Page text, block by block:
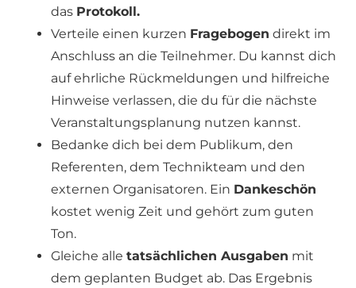
das Protokoll.
Verteile einen kurzen Fragebogen direkt im
Anschluss an die Teilnehmer. Du kannst dich
auf ehrliche Rückmeldungen und hilfreiche
Hinweise verlassen, die du für die nächste
Veranstaltungsplanung nutzen kannst.
Bedanke dich bei dem Publikum, den
Referenten, dem Technikteam und den
externen Organisatoren. Ein Dankeschön
kostet wenig Zeit und gehört zum guten
Ton.
Gleiche alle tatsächlichen Ausgaben mit
dem geplanten Budget ab. Das Ergebnis